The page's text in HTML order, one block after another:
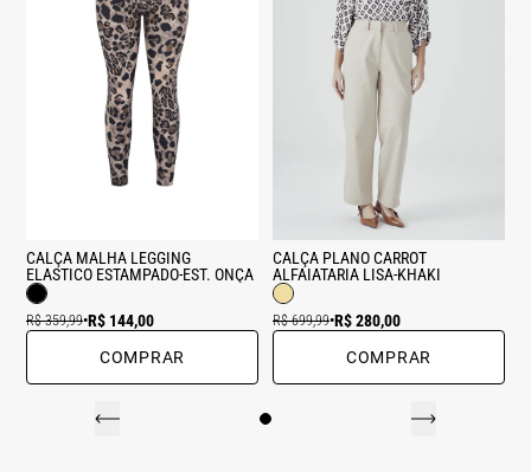
CALÇA MALHA LEGGING
ELASTICO ESTAMPADO-EST. ONÇA
R$ 359,99•R$ 144,00
COMPRAR
CALÇA PLANO CARROT
ALFAIATARIA LISA-KHAKI
R$ 699,99•R$ 280,00
COMPRAR